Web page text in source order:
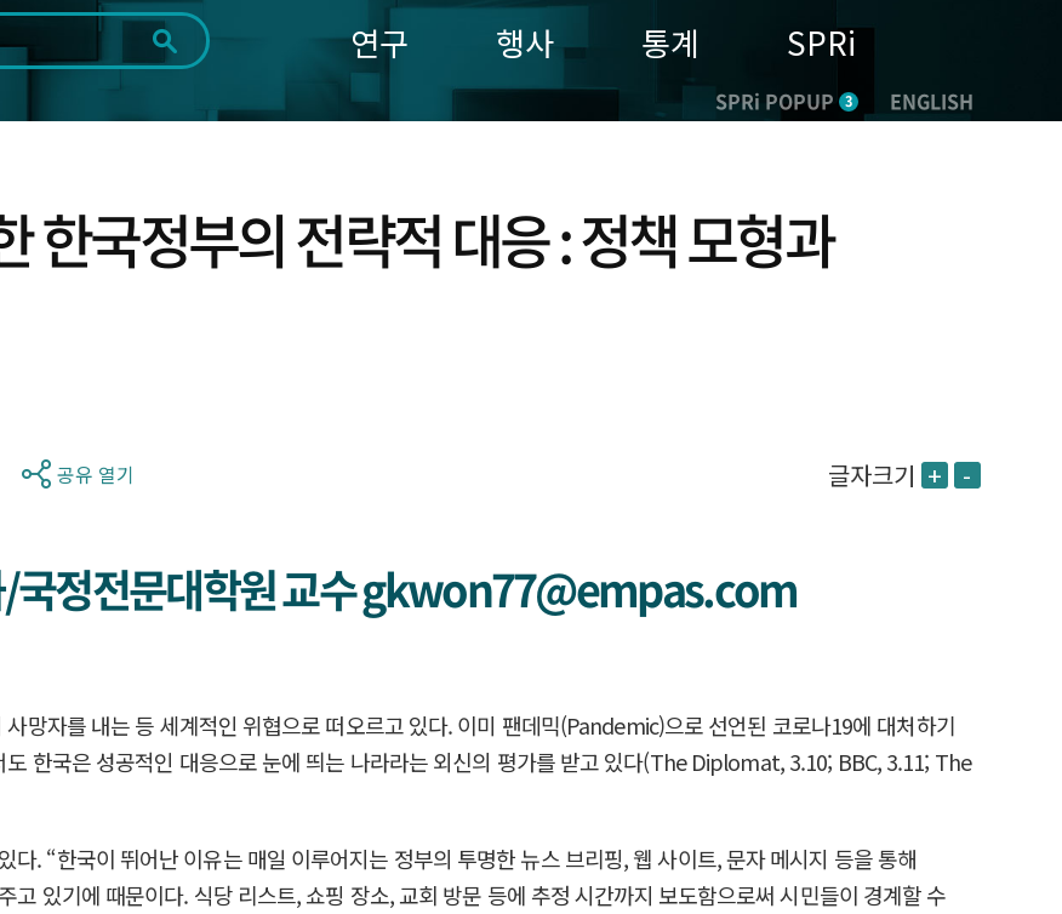
1일 1주 1개월 3개월 1년
작
일
지
막
일
조회
연구 행사 통계 SPRi
SPRi POPUP 3 ENGLISH
한국정부의 전략적 대응 : 정책 모형과
공유 열기 글자크기 + -
/국정전문대학원 교수 gkwon77@empas.com
망자를 내는 등 세계적인 위협으로 떠오르고 있다. 이미 팬데믹(Pandemic)으로 선언된 코로나19에 대처하기
한국은 성공적인 대응으로 눈에 띄는 나라라는 외신의 평가를 받고 있다(The Diplomat, 3.10; BBC, 3.11; The
. “한국이 뛰어난 이유는 매일 이루어지는 정부의 투명한 뉴스 브리핑, 웹 사이트, 문자 메시지 등을 통해
있기에 때문이다. 식당 리스트, 쇼핑 장소, 교회 방문 등에 추정 시간까지 보도함으로써 시민들이 경계할 수